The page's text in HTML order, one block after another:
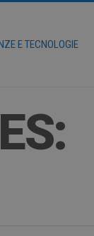
E TECNOLOGIE